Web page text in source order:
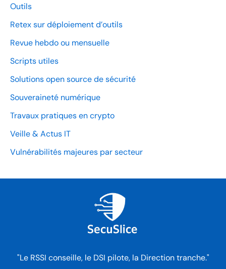
Outils
Retex sur déploiement d’outils
Revue hebdo ou mensuelle
Scripts utiles
Solutions open source de sécurité
Souveraineté numérique
Travaux pratiques en crypto
Veille & Actus IT
Vulnérabilités majeures par secteur
"Le RSSI conseille, le DSI pilote, la Direction tranche."